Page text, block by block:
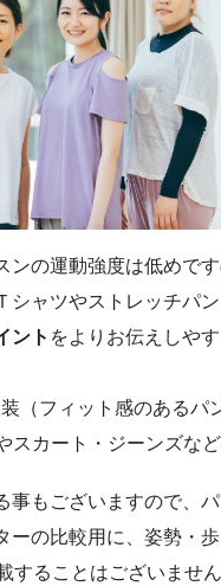
ンの運動強度は低めで
シャツやストレッチパ
ント をよりお伝えしやす
（フィット感のあるパ
スカート・ジーンズな
事もございますので、
ーの比較用に、姿勢・
することはございませ